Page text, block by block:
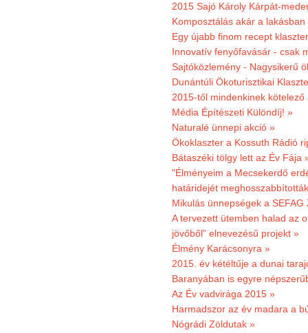
2015 Sajó Károly Kárpát-
Komposztálás akár a lakásban
Egy újabb finom recept
Innovatív fenyőfavásár - csak
Sajtóközlemény - Nagysikerű
Dunántúli Ökoturisztikai
2015-től mindenkinek
Média Építészeti Különdíj! »
Naturalé ünnepi akció »
Ökoklaszter a Kossuth Rádió
Bátaszéki tölgy lett az Év Fája
"Élményeim a Mecsekerdő
határidejét
Mikulás ünnepségek a SEFAG
A tervezett ütemben halad az
jövőből” elnevezésű projekt »
Élmény Karácsonyra »
2015. év kétéltűje a dunai
Baranyában is egyre
Az Év vadvirága 2015 »
Harmadszor az év madara a
Nógrádi Zöldutak »